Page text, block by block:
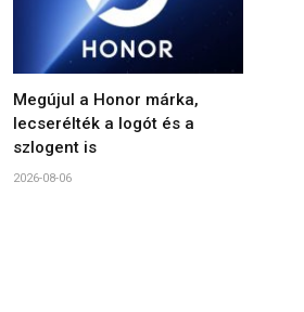
Megújul a Honor márka,
lecserélték a logót és a
szlogent is
2026-08-06